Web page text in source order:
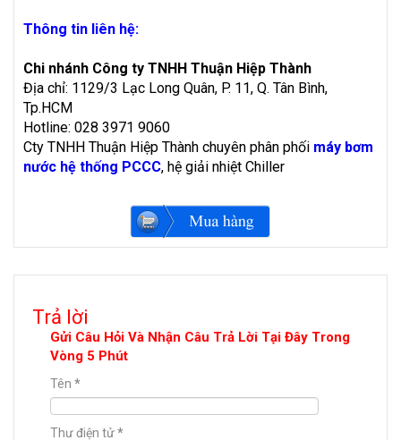
Thông tin liên hệ:
Chi nhánh Công ty TNHH Thuận Hiệp Thành
Địa chỉ: 1129/3 Lạc Long Quân, P. 11, Q. Tân Bình,
Tp.HCM
Hotline: 028 3971 9060
Cty TNHH Thuận Hiệp Thành chuyên phân phối máy bơm
nước hệ thống PCCC, hệ giải nhiệt Chiller
Trả lời
Gửi Câu Hỏi Và Nhận Câu Trả Lời Tại Đây Trong
Vòng 5 Phút
Tên *
Thư điện tử*